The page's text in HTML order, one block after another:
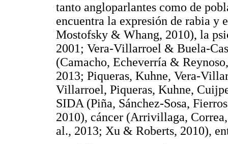
tanto angloparlantes como de
encuentra la expresión de rabia y
Mostofsky & Whang, 2010), la
2001; Vera-Villarroel & Buela-
(Camacho, Echeverría &
2013; Piqueras, Kuhne, Vera-
Villarroel, Piqueras, Kuhne,
SIDA (Piña, Sánchez-Sosa,
2010), cáncer (Arrivillaga,
al., 2013; Xu & Roberts, 2010),